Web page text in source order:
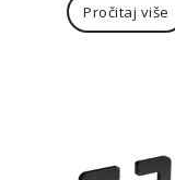
Pročitaj više